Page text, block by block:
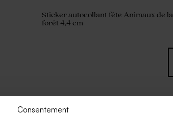
Consentement
Sticker autocollant fête Animaux de la
forêt 4,4 cm